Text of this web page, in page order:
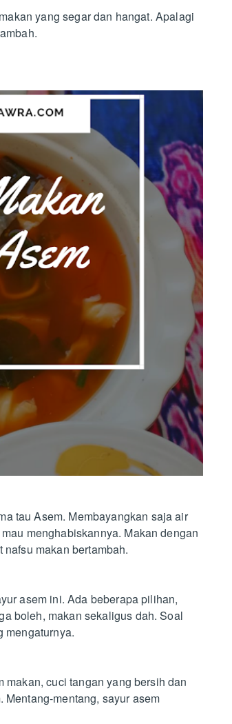
yang segar dan hangat. Apalagi
tau Asem. Membayangkan saja air
menghabiskannya. Makan dengan
makan bertambah.
asem ini. Ada beberapa pilihan,
boleh, makan sekaligus dah. Soal
mengaturnya.
cuci tangan yang bersih dan
mentang, sayur asem